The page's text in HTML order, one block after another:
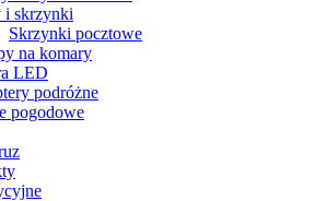
i skrzynki
Skrzynki pocztowe
na komary
LED
podróżne
pogodowe